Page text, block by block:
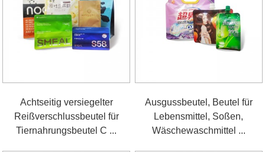
Achtseitig versiegelter
Reißverschlussbeutel für
Tiernahrungsbeutel C ...
Ausgussbeutel, Beutel für
Lebensmittel, Soßen,
Wäschewaschmittel ...